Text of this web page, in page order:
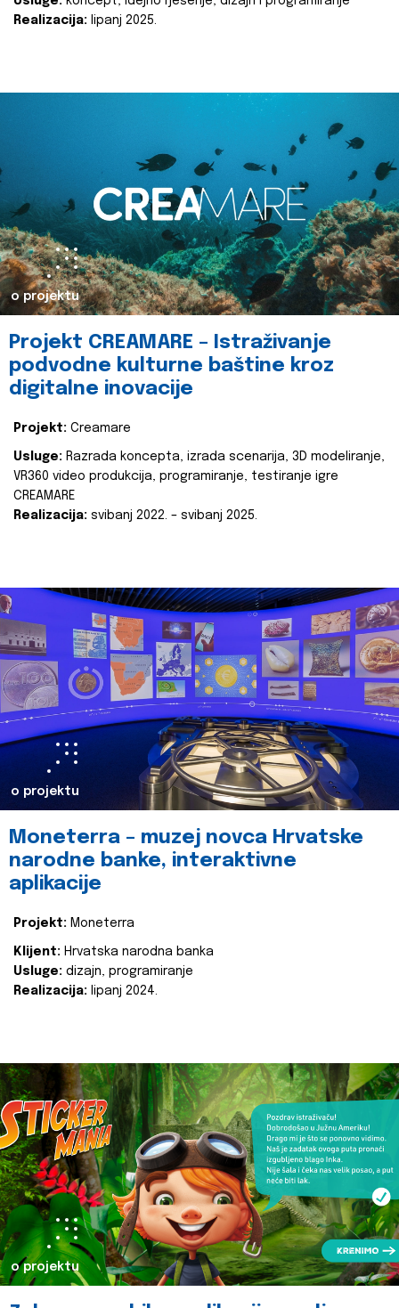
Realizacija: lipanj 2025.
o projektu
Projekt CREAMARE – Istraživanje
podvodne kulturne baštine kroz
digitalne inovacije
Projekt: Creamare
Usluge: Razrada koncepta, izrada scenarija, 3D modeliranje,
VR360 video produkcija, programiranje, testiranje igre
CREAMARE
Realizacija: svibanj 2022. – svibanj 2025.
o projektu
Moneterra – muzej novca Hrvatske
narodne banke, interaktivne
aplikacije
Projekt: Moneterra
Klijent: Hrvatska narodna banka
Usluge: dizajn, programiranje
Realizacija: lipanj 2024.
o projektu